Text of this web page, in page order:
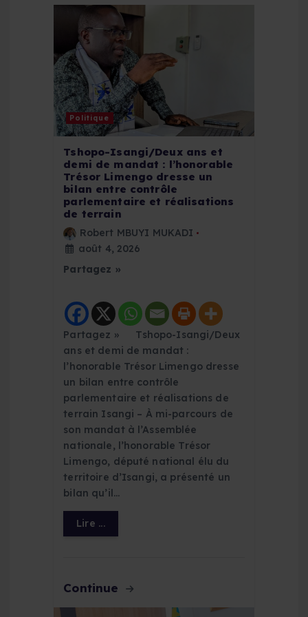
Politique
Tshopo-Isangi/Deux ans et
demi de mandat : l’honorable
Trésor Limengo dresse un
bilan entre contrôle
parlementaire et réalisations
de terrain
Robert MBUYI MUKADI
août 4, 2026
Partagez »
Partagez » Tshopo-Isangi/Deux
ans et demi de mandat :
l’honorable Trésor Limengo dresse
un bilan entre contrôle
parlementaire et réalisations de
terrain Isangi – À mi-parcours de
son mandat à l’Assemblée
nationale, l’honorable Trésor
Limengo, député national élu du
territoire d’Isangi, a présenté un
bilan qu’il…
Lire ...
Continue